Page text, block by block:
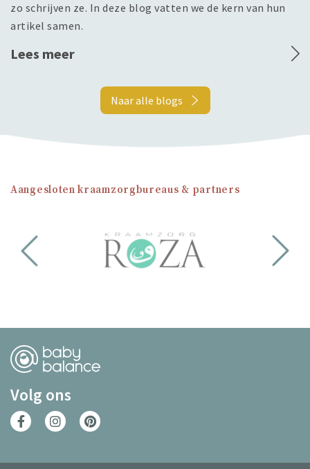
zo schrijven ze. In deze blog vatten we de kern van hun
artikel samen.
Lees meer
Naar alle blogs
Aangesloten kraamzorgbureaus & partners
Volg ons